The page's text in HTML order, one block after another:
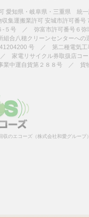
愛知県・岐阜県・三重県 統
運搬業許可 安城市許可番号
-５号 ／ 弥富市許可番号６弥
組合八穂クリーンセンターへの
号 ／ 第二種電気工
家電リサイクル券取扱店コ
業中運自貨第２８８号 ／ 貨
収のエコーズ（株式会社和愛グループ